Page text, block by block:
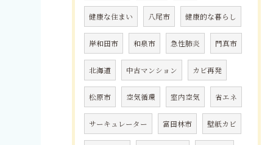
健康な住まい 八尾市 健康的な暮らし
岸和田市 和泉市 急性肺炎 門真市
北海道 中古マンション カビ再発
松原市 空気循環 室内空気 省エネ
サーキュレーター 富田林市 壁紙カビ